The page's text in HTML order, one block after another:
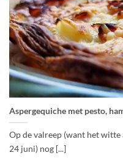
Aspergequiche met pesto,
Op de valreep (want het
24 juni) nog [...]